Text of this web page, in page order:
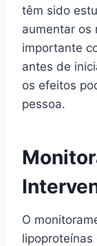
têm sido
aumentar os
importante
antes de
os efeitos
pessoa.
O
lipoproteínas